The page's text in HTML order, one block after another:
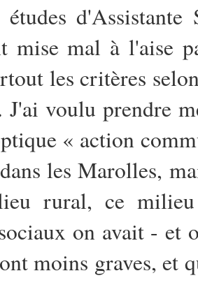
d'Assistante
mise mal à l'aise
les critères
voulu prendre
« action
les Marolles,
rural, ce
on avait - et
moins graves, et